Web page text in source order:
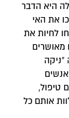
היא הדבר
את האי
לחיות את
מאושרים
"ניקה
טיפול,
אותם כל